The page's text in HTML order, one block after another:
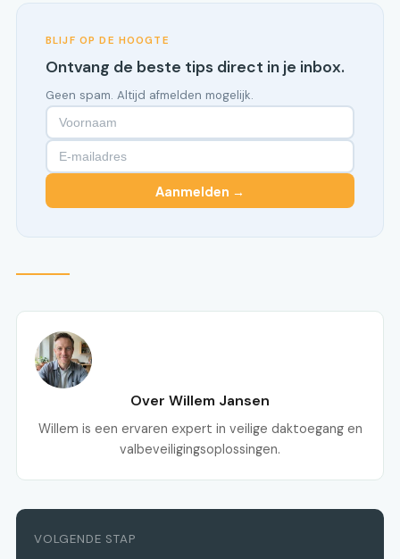
BLIJF OP DE HOOGTE
Ontvang de beste tips direct in je inbox.
Geen spam. Altijd afmelden mogelijk.
Aanmelden →
Over Willem Jansen
Willem is een ervaren expert in veilige daktoegang en
valbeveiligingsoplossingen.
VOLGENDE STAP